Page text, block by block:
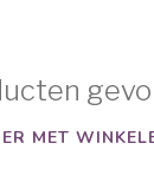
MET